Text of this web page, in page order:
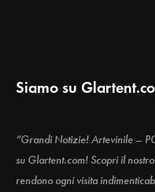
Siamo su
“Grandi Notizie! Artevinile –
su Glartent.com! Scopri il
rendono ogni visita